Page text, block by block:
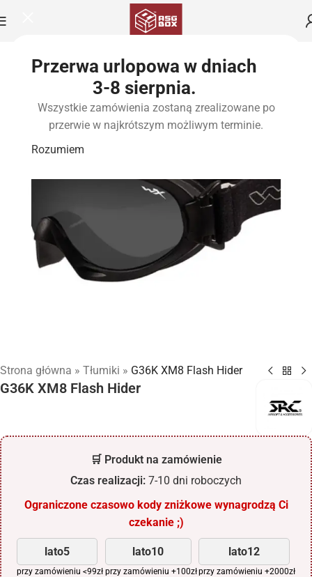
Przerwa urlopowa w dniach
3-8 sierpnia.
Wszystkie zamówienia zostaną zrealizowane po
przerwie w najkrótszym możliwym terminie.
Rozumiem
Strona główna » Tłumiki » G36K XM8 Flash Hider
G36K XM8 Flash Hider
🛒 Produkt na zamówienie
Czas realizacji: 7-10 dni roboczych
Ograniczone czasowo kody zniżkowe wynagrodzą Ci
czekanie ;)
lato5
przy zamówieniu <99zł
lato10
przy zamówieniu +100zł
lato12
przy zamówieniu +2000zł